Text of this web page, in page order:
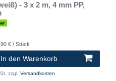
- 3 x 2 m, 4 mm PP,
€ / Stück
In den Warenkorb
zzgl. Versandkosten